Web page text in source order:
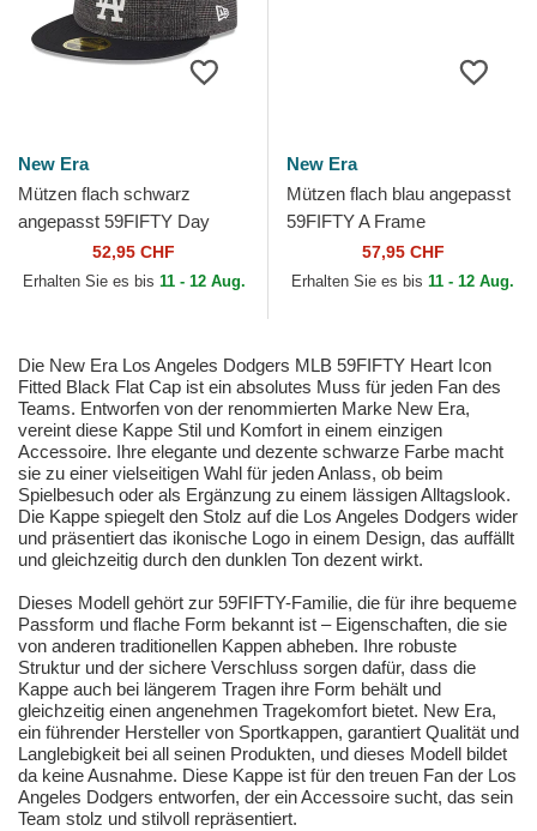
New Era
Mützen flach schwarz
angepasst 59FIFTY Day
Retro Crown der Los Angeles
Dodgers MLB von New Era
52,95 CHF
Erhalten Sie es bis 11 - 12 Aug.
New Era
Mützen flach blau angepasst
59FIFTY A Frame
Championship Side Flag der
Los Angeles Dodgers MLB...
57,95 CHF
Erhalten Sie es bis 11 - 12 Aug.
Die New Era Los Angeles Dodgers MLB 59FIFTY Heart Icon
Fitted Black Flat Cap ist ein absolutes Muss für jeden Fan des
Teams. Entworfen von der renommierten Marke New Era,
vereint diese Kappe Stil und Komfort in einem einzigen
Accessoire. Ihre elegante und dezente schwarze Farbe macht
sie zu einer vielseitigen Wahl für jeden Anlass, ob beim
Spielbesuch oder als Ergänzung zu einem lässigen Alltagslook.
Die Kappe spiegelt den Stolz auf die Los Angeles Dodgers wider
und präsentiert das ikonische Logo in einem Design, das auffällt
und gleichzeitig durch den dunklen Ton dezent wirkt.
Dieses Modell gehört zur 59FIFTY-Familie, die für ihre bequeme
Passform und flache Form bekannt ist – Eigenschaften, die sie
von anderen traditionellen Kappen abheben. Ihre robuste
Struktur und der sichere Verschluss sorgen dafür, dass die
Kappe auch bei längerem Tragen ihre Form behält und
gleichzeitig einen angenehmen Tragekomfort bietet. New Era,
ein führender Hersteller von Sportkappen, garantiert Qualität und
Langlebigkeit bei all seinen Produkten, und dieses Modell bildet
da keine Ausnahme. Diese Kappe ist für den treuen Fan der Los
Angeles Dodgers entworfen, der ein Accessoire sucht, das sein
Team stolz und stilvoll repräsentiert.